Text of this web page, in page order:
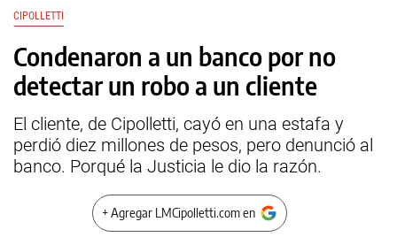
CIPOLLETTI
Condenaron a un banco por no
detectar un robo a un cliente
El cliente, de Cipolletti, cayó en una estafa y
perdió diez millones de pesos, pero denunció al
banco. Porqué la Justicia le dio la razón.
+ Agregar LMCipolletti.com en